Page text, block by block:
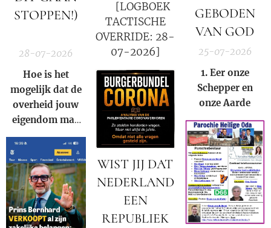
STOPPEN!)
28-07-2026
Hoe is het
mogelijk dat de
overheid jouw
eigendom mag
afpakken voor
de winst van een
multinational?
🚨 [LOGBOEK
TACTISCHE
OVERRIDE: 28-
07-2026]
WIST JIJ DAT
NEDERLAND
EEN
REPUBLIEK
samenleving.
GEBODEN
VAN GOD
25-07-2026
1. Eer onze
Schepper en
onzeAarde